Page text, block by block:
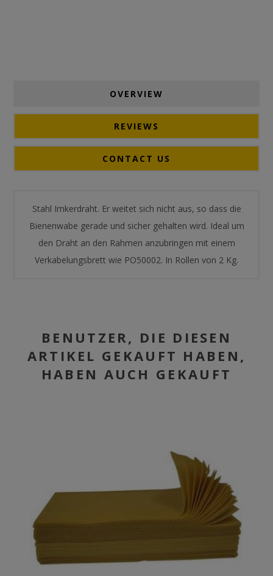
OVERVIEW
REVIEWS
CONTACT US
Stahl Imkerdraht. Er weitet sich nicht aus, so dass die
Bienenwabe gerade und sicher gehalten wird. Ideal um
den Draht an den Rahmen anzubringen mit einem
Verkabelungsbrett wie PO50002. In Rollen von 2 Kg.
BENUTZER, DIE DIESEN
ARTIKEL GEKAUFT HABEN,
HABEN AUCH GEKAUFT